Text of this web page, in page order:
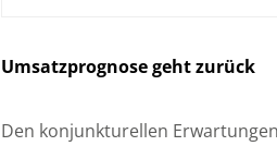
Umsatzprognose geht zurück
Den konjunkturellen